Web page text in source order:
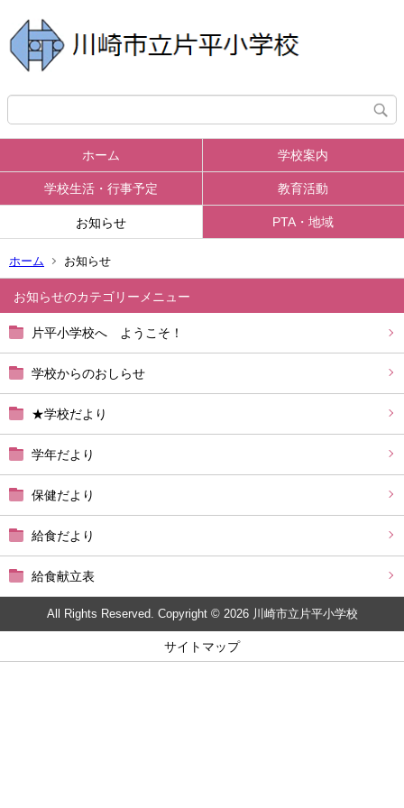
ホーム 学校案内
学校生活・行事予定 教育活動
お知らせ PTA・地域
ホーム お知らせ
お知らせ
片平小学校へ ようこそ！
学校からのおしらせ
★学校だより
学年だより
保健だより
給食だより
給食献立表
All Rights Reserved. Copyright © 2026 川崎市立片平小学校
サイトマップ